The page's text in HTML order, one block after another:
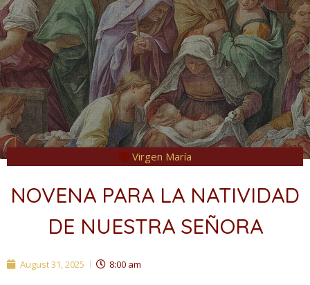
Virgen María
NOVENA PARA LA NATIVIDAD
DE NUESTRA SEÑORA
August 31, 2025 8:00 am